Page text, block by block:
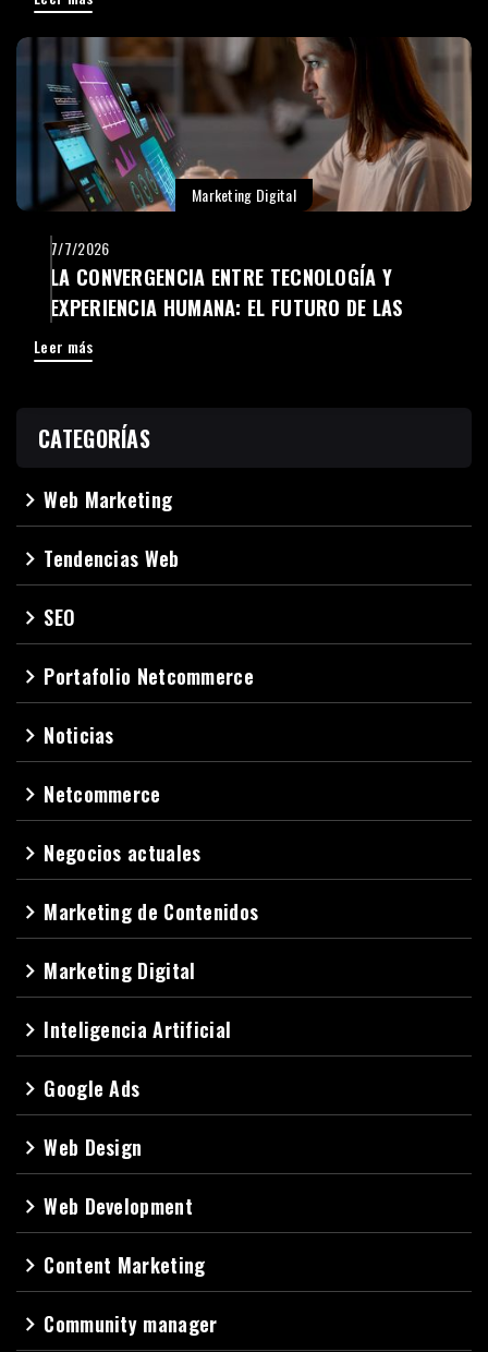
Marketing Digital
7/7/2026
LA CONVERGENCIA ENTRE TECNOLOGÍA Y
EXPERIENCIA HUMANA: EL FUTURO DE LAS
EMPRESAS DIGITALES
Leer más
CATEGORÍAS
navigate_nextWeb Marketing
navigate_next Tendencias Web
navigate_next SEO
navigate_next Portafolio Netcommerce
navigate_next Noticias
navigate_next Netcommerce
navigate_next Negocios actuales
navigate_next Marketing de Contenidos
navigate_next Marketing Digital
navigate_next Inteligencia Artificial
navigate_next Google Ads
navigate_nextWeb Design
navigate_nextWeb Development
navigate_next Content Marketing
navigate_next Community manager